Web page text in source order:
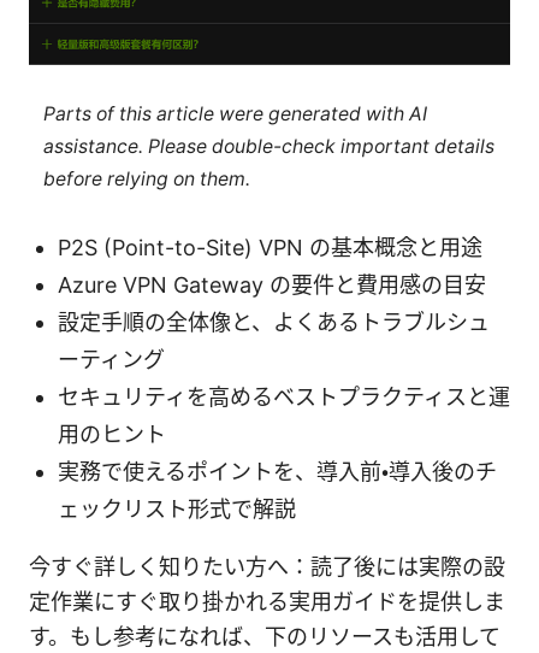
Parts of this article were generated with AI
assistance. Please double-check important details
before relying on them.
P2S (Point-to-Site) VPN の基本概念と用途
Azure VPN Gateway の要件と費用感の目安
設定手順の全体像と、よくあるトラブルシュ
ーティング
セキュリティを高めるベストプラクティスと運
用のヒント
実務で使えるポイントを、導入前・導入後のチ
ェックリスト形式で解説
今すぐ詳しく知りたい方へ：読了後には実際の設
定作業にすぐ取り掛かれる実用ガイドを提供しま
す。もし参考になれば、下のリソースも活用して